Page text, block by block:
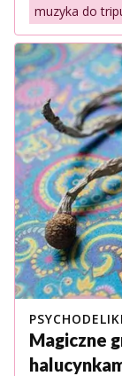
muzyka do
PSYCHODELIKI
Magiczne